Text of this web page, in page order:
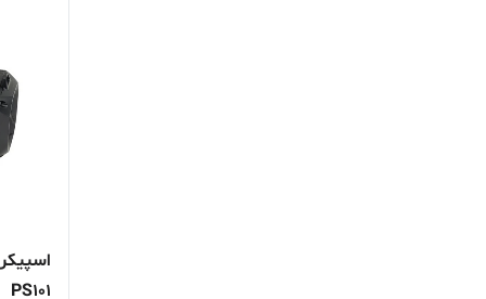
PS101